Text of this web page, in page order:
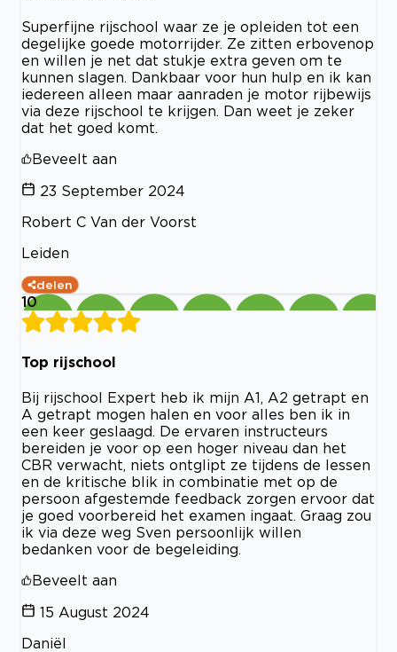
Superfijne rijschool waar ze je opleiden tot een
degelijke goede motorrijder. Ze zitten erbovenop
en willen je net dat stukje extra geven om te
kunnen slagen. Dankbaar voor hun hulp en ik kan
iedereen alleen maar aanraden je motor rijbewijs
via deze rijschool te krijgen. Dan weet je zeker
dat het goed komt.
Beveelt aan
23 September 2024
Robert C Van der Voorst
Leiden
delen
10
Top rijschool
Bij rijschool Expert heb ik mijn A1, A2 getrapt en
A getrapt mogen halen en voor alles ben ik in
een keer geslaagd. De ervaren instructeurs
bereiden je voor op een hoger niveau dan het
CBR verwacht, niets ontglipt ze tijdens de lessen
en de kritische blik in combinatie met op de
persoon afgestemde feedback zorgen ervoor dat
je goed voorbereid het examen ingaat. Graag zou
ik via deze weg Sven persoonlijk willen
bedanken voor de begeleiding.
Beveelt aan
15 August 2024
Daniël